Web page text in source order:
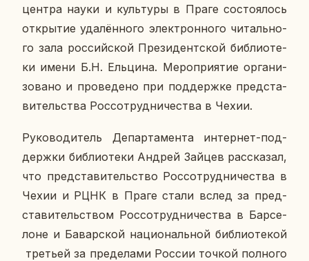
центра науки и куль­ту­ры в Праге со­сто­я­лось
от­кры­тие уда­лён­но­го элек­трон­но­го чи­таль­но­
го зала рос­сий­ской Пре­зи­дент­ской биб­лио­те­
ки имени Б.Н. Ель­ци­на. Ме­ро­при­я­тие ор­га­ни­
зо­ва­но и про­ве­де­но при под­держ­ке пред­ста­
ви­тель­ства Рос­со­труд­ни­че­ства в Чехии.
Ру­ко­во­ди­тель Де­пар­та­мен­та ин­тер­нет-под­
держ­ки биб­лио­те­ки Андрей Зайцев рас­ска­зал,
что пред­ста­ви­тель­ство Рос­со­труд­ни­че­ства в
Чехии и РЦНК в Праге стали вслед за пред­
ста­ви­тель­ством Рос­со­труд­ни­че­ства в Бар­се­
лоне и Ба­вар­ской на­ци­о­наль­ной биб­лио­те­кой
тре­тьей за пре­де­ла­ми России точкой пол­но­го